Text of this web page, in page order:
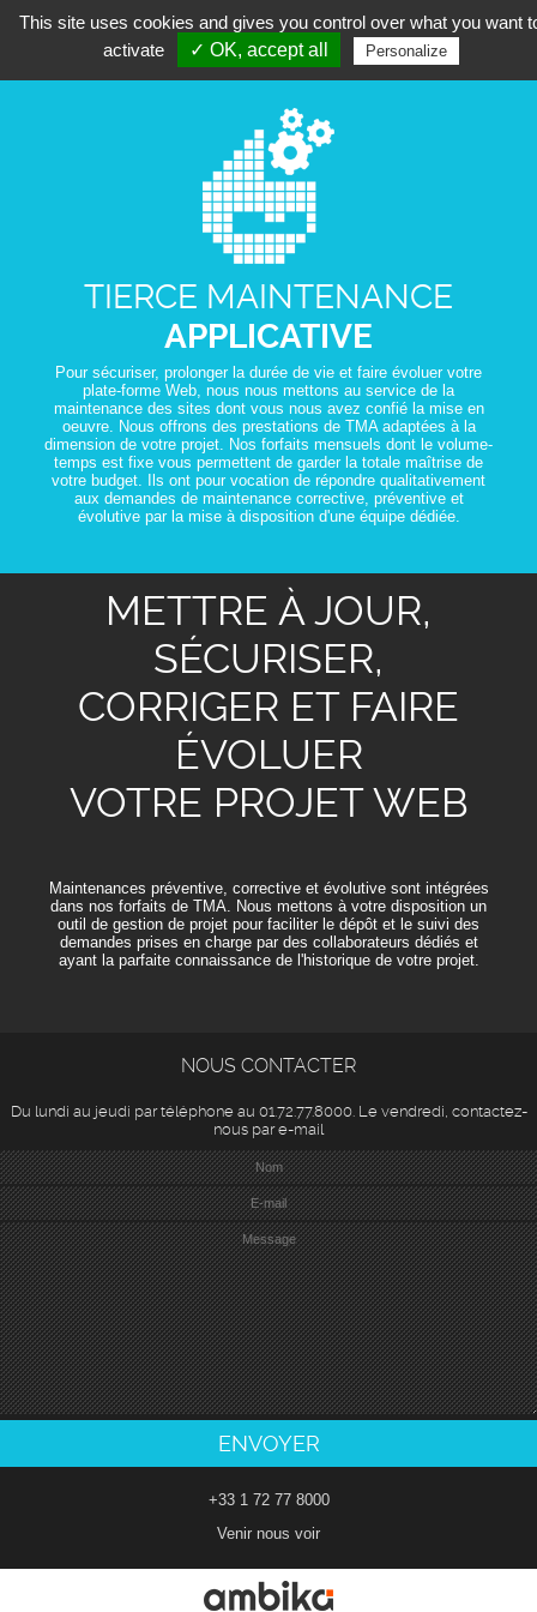
TIERCE MAINTENANCE
APPLICATIVE
Pour sécuriser, prolonger la durée de vie et faire évoluer votre
plate-forme Web, nous nous mettons au service de la
maintenance des sites dont vous nous avez confié la mise en
oeuvre. Nous offrons des prestations de TMA adaptées à la
dimension de votre projet. Nos forfaits mensuels dont le volume-
temps est fixe vous permettent de garder la totale maîtrise de
votre budget. Ils ont pour vocation de répondre qualitativement
aux demandes de maintenance corrective, préventive et
évolutive par la mise à disposition d'une équipe dédiée.
METTRE À JOUR,
SÉCURISER,
CORRIGER ET FAIRE
ÉVOLUER
VOTRE PROJET WEB
Maintenances préventive, corrective et évolutive sont intégrées
dans nos forfaits de TMA. Nous mettons à votre disposition un
outil de gestion de projet pour faciliter le dépôt et le suivi des
demandes prises en charge par des collaborateurs dédiés et
ayant la parfaite connaissance de l'historique de votre projet.
NOUS CONTACTER
Du lundi au jeudi par téléphone au 01.72.77.8000. Le vendredi, contactez-
nous par e-mail
+33 1 72 77 8000
Venir nous voir
This site uses cookies and gives you control over what you want
activate
✓ OK, accept all Personalize